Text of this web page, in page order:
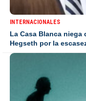
INTERNACIONALES
La Casa Blanca niega
Hegseth por la